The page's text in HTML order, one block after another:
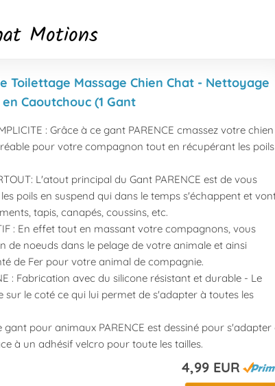
Motions
Toilettage Massage Chien Chat - Nettoyage
Caoutchouc (1 Gant
: Grâce à ce gant PARENCE cmassez votre chien
pour votre compagnon tout en récupérant les poils
L'atout principal du Gant PARENCE est de vous
poils en suspend qui dans le temps s'échappent et
tapis, canapés, coussins, etc.
: En effet tout en massant votre compagnons, vous
de noeuds dans le pelage de votre animale et ainsi
de Fer pour votre animal de compagnie.
: Fabrication avec du silicone résistant et durable - Le
le coté ce qui lui permet de s'adapter à toutes les
gant pour animaux PARENCE est dessiné pour s'adapter
à un adhésif velcro pour toute les tailles.
4,99 EUR